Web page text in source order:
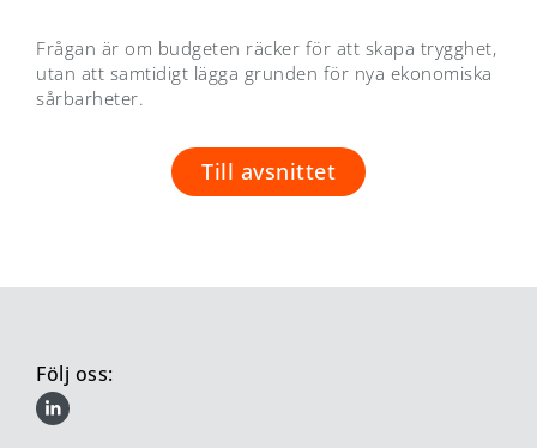
Frågan är om budgeten räcker för att skapa trygghet,
utan att samtidigt lägga grunden för nya ekonomiska
sårbarheter.
Till avsnittet
Följ oss: